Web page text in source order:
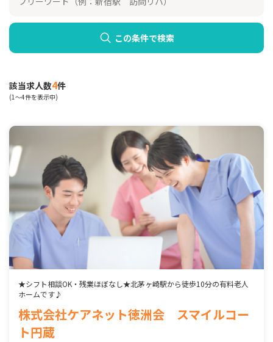
この条件で検索
該当求人数4件
(1～4件を表示中)
★シフト相談OK・残業ほぼなし★北茅ヶ崎駅から徒歩10分の有料老人
ホームです♪
株式会社ケアネット徳洲会 スマイルコー
ト円蔵